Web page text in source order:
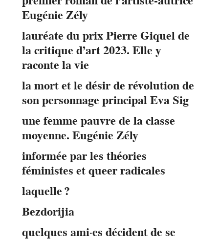
Eugénie Zély
lauréate du prix Pierre Giquel de
la critique d’art 2023. Elle y
raconte la vie
la mort et le désir de révolution de
son personnage principal Eva Sig
une femme pauvre de la classe
moyenne. Eugénie Zély
informée par les théories
féministes et queer radicales
laquelle ?
Bezdorijia
quelques ami·es décident de se